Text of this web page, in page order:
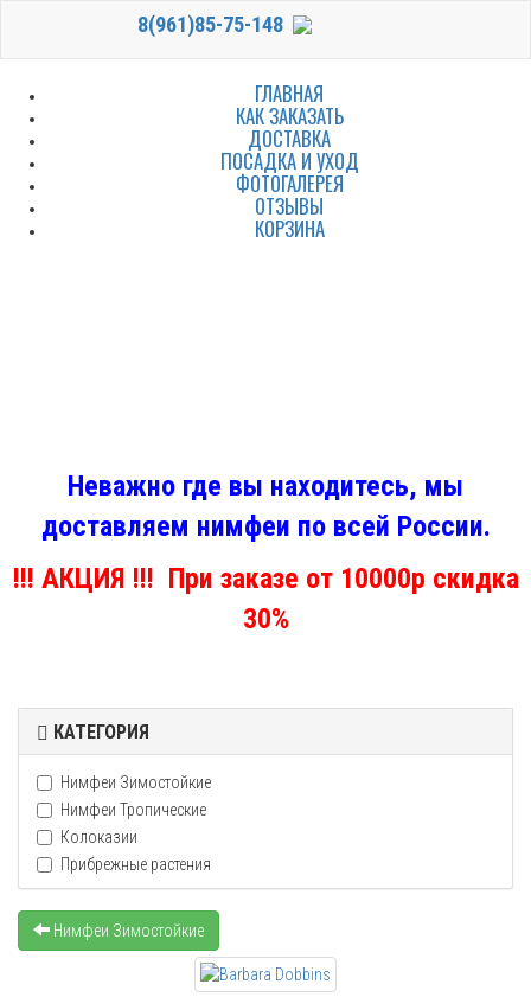
8(961)85-75-148
ГЛАВНАЯ
КАК ЗАКАЗАТЬ
ДОСТАВКА
ПОСАДКА И УХОД
ФОТОГАЛЕРЕЯ
ОТЗЫВЫ
КОРЗИНА
Неважно где вы находитесь, мы
доставляем нимфеи по всей России.
!!! АКЦИЯ !!! При заказе от 10000р скидка
30%
КАТЕГОРИЯ
Нимфеи Зимостойкие
Нимфеи Тропические
Колоказии
Прибрежные растения
Нимфеи Зимостойкие